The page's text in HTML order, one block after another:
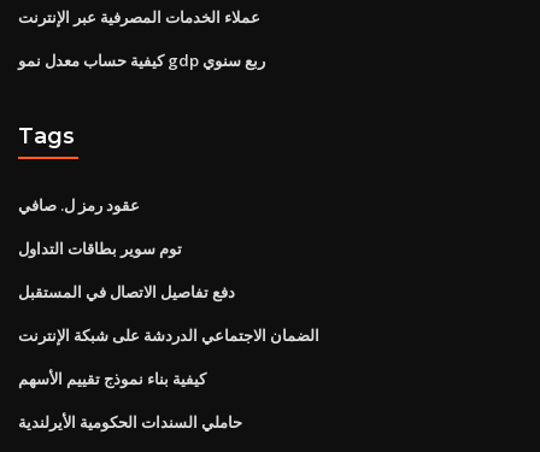
عملاء الخدمات المصرفية عبر الإنترنت
كيفية حساب معدل نمو gdp ربع سنوي
Tags
عقود رمز ل. صافي
توم سوير بطاقات التداول
دفع تفاصيل الاتصال في المستقبل
الضمان الاجتماعي الدردشة على شبكة الإنترنت
كيفية بناء نموذج تقييم الأسهم
حاملي السندات الحكومية الأيرلندية